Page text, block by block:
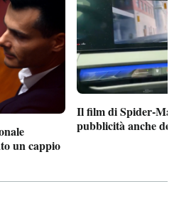
un cappio
Il film di Spider-Man
pubblicità anche